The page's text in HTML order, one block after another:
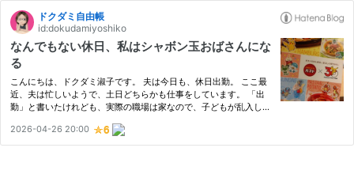
ドクダミ自由帳
id:dokudamiyoshiko
なんでもない休日、私はシャボン玉おばさんにな
る
こんにちは、ドクダミ淑子です。 夫は今日も、休日出勤。 ここ最
近、夫は忙しいようで、土日どちらかも仕事をしています。 「出
勤」と書いたけれども、実際の職場は家なので、子どもが乱入して
ない。 別に「しなければいけない」わけじゃないけど、子どもも
私…
2026-04-26 20:00